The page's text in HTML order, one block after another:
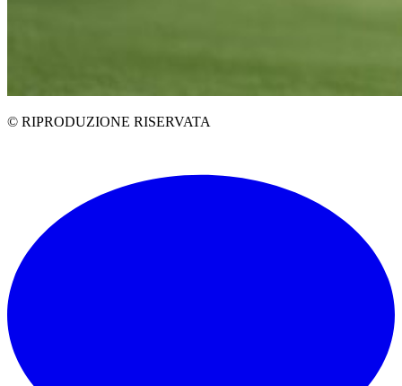
© RIPRODUZIONE RISERVATA